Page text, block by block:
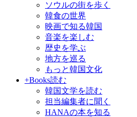
ソウルの街を歩く
韓食の世界
映画で知る韓国
音楽を楽しむ
歴史を学ぶ
地方を巡る
もっと韓国文化
+Books読む
韓国文学を読む
担当編集者に聞く
HANAの本を知る